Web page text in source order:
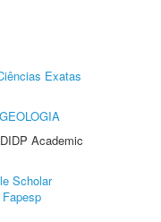
Exatas
Academic
Scholar
Fapesp